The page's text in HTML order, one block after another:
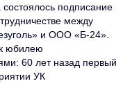
подписание
между
и ООО «Б-24».
юбилею
60 лет назад первый
УК